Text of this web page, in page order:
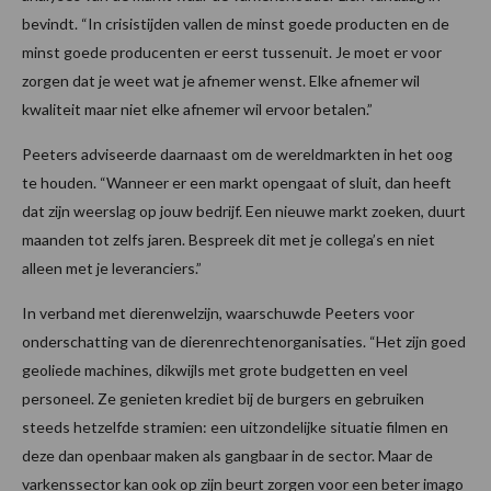
bevindt. “In crisistijden vallen de minst goede producten en de
minst goede producenten er eerst tussenuit. Je moet er voor
zorgen dat je weet wat je afnemer wenst. Elke afnemer wil
kwaliteit maar niet elke afnemer wil ervoor betalen.”
Peeters adviseerde daarnaast om de wereldmarkten in het oog
te houden. “Wanneer er een markt opengaat of sluit, dan heeft
dat zijn weerslag op jouw bedrijf. Een nieuwe markt zoeken, duurt
maanden tot zelfs jaren. Bespreek dit met je collega’s en niet
alleen met je leveranciers.”
In verband met dierenwelzijn, waarschuwde Peeters voor
onderschatting van de dierenrechtenorganisaties. “Het zijn goed
geoliede machines, dikwijls met grote budgetten en veel
personeel. Ze genieten krediet bij de burgers en gebruiken
steeds hetzelfde stramien: een uitzondelijke situatie filmen en
deze dan openbaar maken als gangbaar in de sector. Maar de
varkenssector kan ook op zijn beurt zorgen voor een beter imago